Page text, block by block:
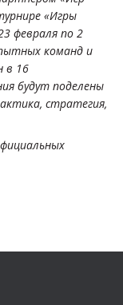
«Игры
февраля по 2
команд и
в 16
будут поделены
стратегия,